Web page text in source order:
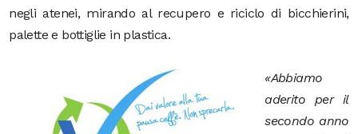
negli atenei,mirando al recupero e riciclo di bicchierini,
palette e bottiglie in plastica.
«Abbiamo
aderito per il
secondo anno